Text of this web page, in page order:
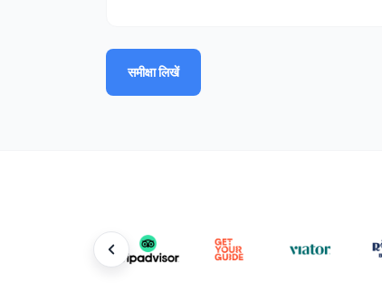
समीक्षा लिखें